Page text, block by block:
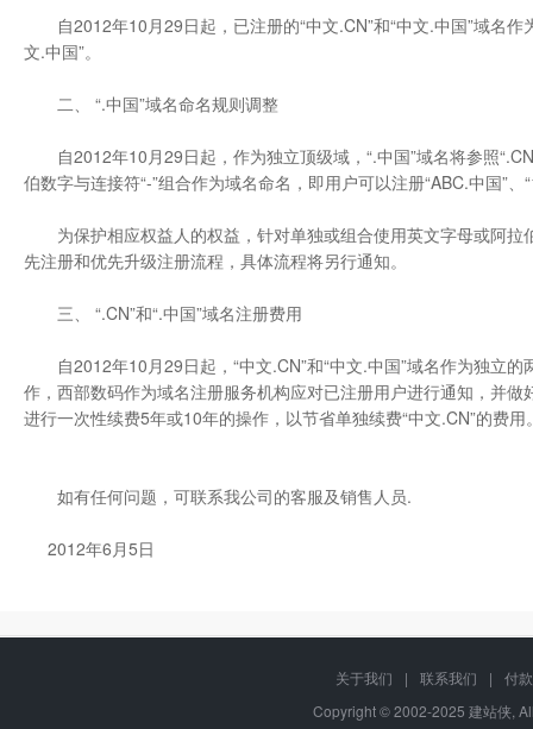
自2012年10月29日起，已注册的“中文.CN”和“中文.中国”域名作
文.中国”。
二、 “.中国”域名命名规则调整
自2012年10月29日起，作为独立顶级域，“.中国”域名将参照
伯数字与连接符“-”组合作为域名命名，即用户可以注册“ABC.中国”
为保护相应权益人的权益，针对单独或组合使用英文字母或阿拉
先注册和优先升级注册流程，具体流程将另行通知。
三、 “.CN”和“.中国”域名注册费用
自2012年10月29日起，“中文.CN”和“中文.中国”域名作为独立的
作，西部数码作为域名注册服务机构应对已注册用户进行通知，并
进行一次性续费5年或10年的操作，以节省单独续费“中文.CN”的费用
如有任何问题，可联系我公司的客服及销售人员.
2012年6月5日
关于我们 | 联系我们 |
付
Copyright © 2002-2025 建站侠,